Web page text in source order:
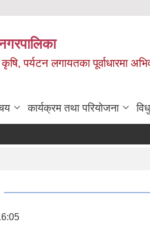
कृषि, पर्यटन लगायतका पूर्वाधारमा
कार्यक्रम तथा परियोजना